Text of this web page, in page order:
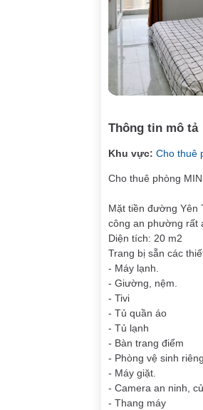
Thông tin mô tả
Khu vực: Cho thuê
Cho thuê phòng
Mặt tiền đường Yên
công an phường rất
Diện tích: 20 m2
Trang bị sẵn các
- Máy lạnh.
- Giường, nệm.
- Tivi
- Tủ quần áo
- Tủ lạnh
- Bàn trang điểm
- Phòng vệ sinh
- Máy giặt.
- Camera an ninh,
- Thang máy